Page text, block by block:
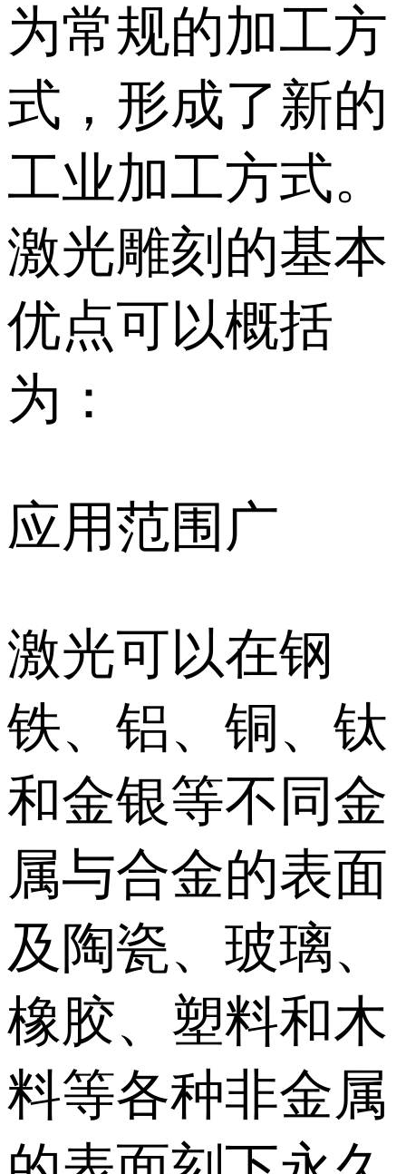
为常规的加工方
式，形成了新的
工业加工方式。
激光雕刻的基本
优点可以概括
为：
应用范围广
激光可以在钢
铁、铝、铜、钛
和金银等不同金
属与合金的表面
及陶瓷、玻璃、
橡胶、塑料和木
料等各种非金属